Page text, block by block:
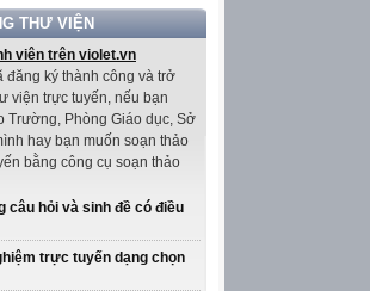
THƯ VIỆN
viên trên violet.vn
đăng ký thành công và trở
viện trực tuyến, nếu bạn
Trường, Phòng Giáo dục, Sở
hay bạn muốn soạn thảo
bằng công cụ soạn thảo
câu hỏi và sinh đề có điều
trực tuyến dạng chọn